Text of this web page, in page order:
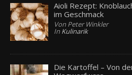
Aioli Rezept:
im Geschmack
Von Peter Winkler
In Kulinarik
Die Kartoffel – Von